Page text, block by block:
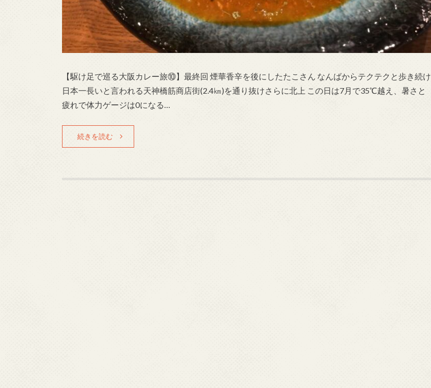
【駆け足で巡る大阪カレー旅⑩】最終回 煙華香辛を後にしたたこさん なんばからテクテクと歩き続け
日本一長いと言われる天神橋筋商店街(2.4㎞)を通り抜けさらに北上 この日は7月で35℃越え、暑さと
疲れで体力ゲージは0になる…
続きを読む